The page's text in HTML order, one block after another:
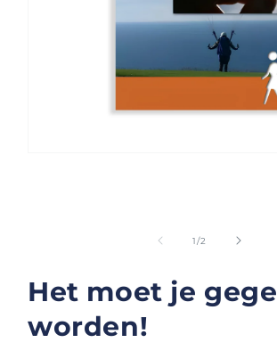
1/van
2
Het moet je
worden!